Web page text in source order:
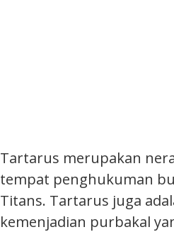
Tartarus merupakan
tempat penghukuman
Titans. Tartarus juga
kemenjadian purbakal